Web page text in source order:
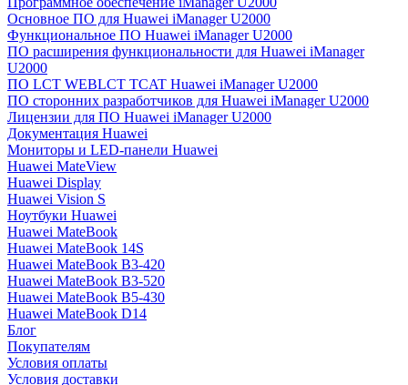
Основное ПО для Huawei iManager U2000
Функциональное ПО Huawei iManager U2000
ПО расширения функциональности для Huawei iManager
U2000
ПО LCT WEBLCT TCAT Huawei iManager U2000
ПО сторонних разработчиков для Huawei iManager U2000
Лицензии для ПО Huawei iManager U2000
Документация Huawei
Мониторы и LED-панели Huawei
Huawei MateView
Huawei Display
Huawei Vision S
Ноутбуки Huawei
Huawei MateBook
Huawei MateBook 14S
Huawei MateBook B3-420
Huawei MateBook B3-520
Huawei MateBook B5-430
Huawei MateBook D14
Блог
Покупателям
Условия оплаты
Условия доставки